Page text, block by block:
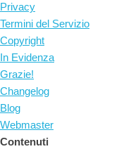
Privacy
Termini del Servizio
Copyright
In Evidenza
Grazie!
Changelog
Blog
Webmaster
Contenuti